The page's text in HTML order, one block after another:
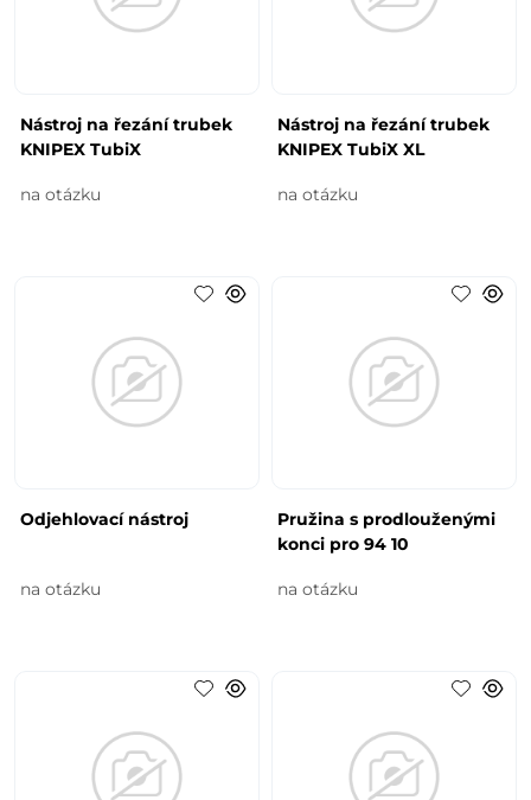
Nástroj na řezání trubek
KNIPEX TubiX
na otázku
Nástroj na řezání trubek
KNIPEX TubiX XL
na otázku
Odjehlovací nástroj
na otázku
Pružina s prodlouženými
konci pro 94 10
na otázku